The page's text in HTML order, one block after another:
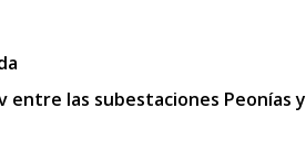
entre las subestaciones Peonías y